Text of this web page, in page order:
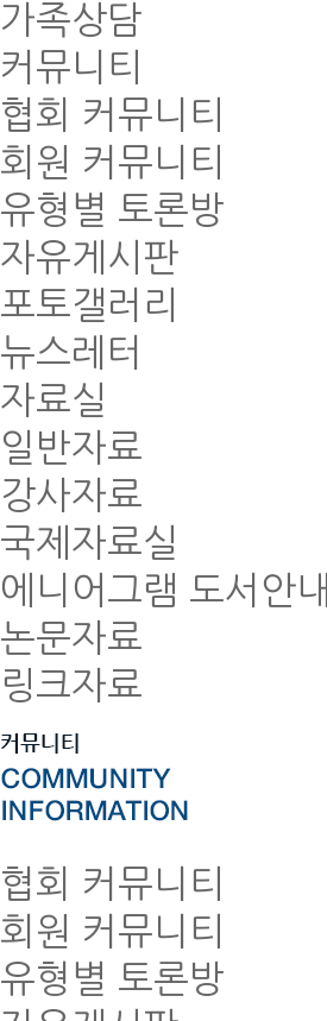
가족상담
커뮤니티
협회 커뮤니티
회원 커뮤니티
유형별 토론방
자유게시판
포토갤러리
뉴스레터
자료실
일반자료
강사자료
국제자료실
에니어그램 도서안내
논문자료
링크자료
협회 커뮤니티
회원 커뮤니티
유형별 토론방